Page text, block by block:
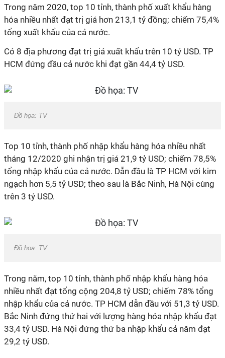
Trong năm 2020, top 10 tỉnh, thành phố xuất khẩu hàng
hóa nhiều nhất đạt trị giá hơn 213,1 tỷ đồng; chiếm 75,4%
tổng xuất khẩu của cả nước.
Có 8 địa phương đạt trị giá xuất khẩu trên 10 tỷ USD. TP
HCM đứng đầu cả nước khi đạt gần 44,4 tỷ USD.
Đồ họa: TV
Top 10 tỉnh, thành phố nhập khẩu hàng hóa nhiều nhất
tháng 12/2020 ghi nhận trị giá 21,9 tỷ USD; chiếm 78,5%
tổng nhập khẩu của cả nước. Dẫn đầu là TP HCM với kim
ngạch hơn 5,5 tỷ USD; theo sau là Bắc Ninh, Hà Nội cùng
trên 3 tỷ USD.
Đồ họa: TV
Trong năm, top 10 tỉnh, thành phố nhập khẩu hàng hóa
nhiều nhất đạt tổng cộng 204,8 tỷ USD; chiếm 78% tổng
nhập khẩu của cả nước. TP HCM dẫn đầu với 51,3 tỷ USD.
Bắc Ninh đứng thứ hai với lượng hàng hóa nhập khẩu đạt
33,4 tỷ USD. Hà Nội đứng thứ ba nhập khẩu cả năm đạt
29,2 tỷ USD.